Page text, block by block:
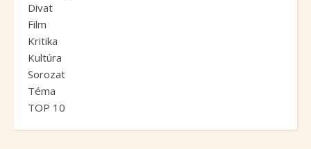
Divat
Film
Kritika
Kultúra
Sorozat
Téma
TOP 10